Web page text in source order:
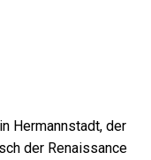
Hermannstadt, der
der Renaissance